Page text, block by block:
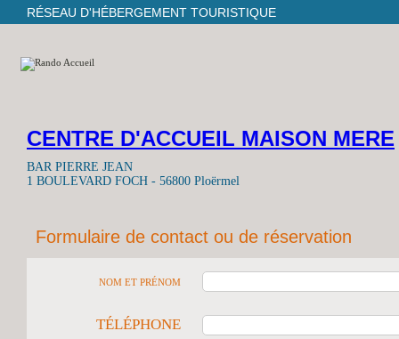
RÉSEAU D'HÉBERGEMENT TOURISTIQUE
CENTRE D'ACCUEIL MAISON MERE
BAR PIERRE JEAN
1 BOULEVARD FOCH - 56800 Ploërmel
Formulaire de contact ou de réservation
NOM ET PRÉNOM
TÉLÉPHONE